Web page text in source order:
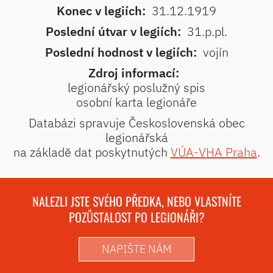
Konec v legiích: 31.12.1919
Poslední útvar v legiích: 31.p.pl.
Poslední hodnost v legiích: vojín
Zdroj informací:
legionářský poslužný spis
osobní karta legionáře
Databázi spravuje Československá obec
legionářská
na základě dat poskytnutých VÚA-VHA Praha.
NALEZLI JSTE SVÉHO PŘEDKA, NEBO VLASTNÍTE
POZŮSTALOST PO LEGIONÁŘI?
NAPIŠTE NÁM